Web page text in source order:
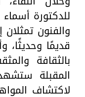
للدكتورة
والفنون
قديمًا وحديثًا،
بالثقافة
المقبلة
لاكتشاف